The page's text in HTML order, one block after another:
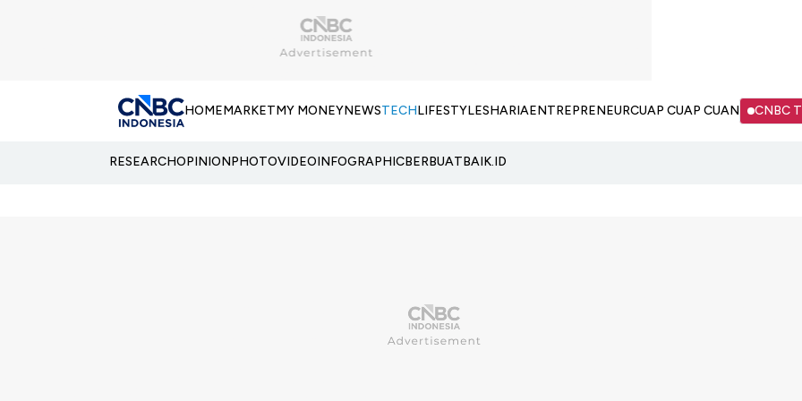
HOMEMARKETMY MONEYNEWSTECHLIFESTYLESHARIAENTREPRENEURCUAP CUAP CUAN CNBC
RESEARCHOPINIONPHOTOVIDEOINFOGRAPHICBERBUATBAIK.ID